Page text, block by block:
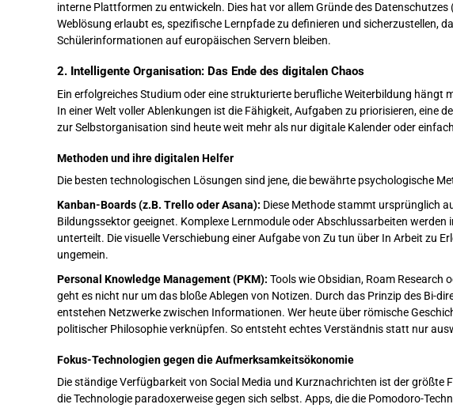
interne Plattformen zu entwickeln. Dies hat vor allem Gründe des Datenschutzes
Weblösung erlaubt es, spezifische Lernpfade zu definieren und sicherzustellen,
Schülerinformationen auf europäischen Servern bleiben.
2. Intelligente Organisation: Das Ende des digitalen Chaos
Ein erfolgreiches Studium oder eine strukturierte berufliche Weiterbildung hängt
In einer Welt voller Ablenkungen ist die Fähigkeit, Aufgaben zu priorisieren, eine
zur Selbstorganisation sind heute weit mehr als nur digitale Kalender oder
Methoden und ihre digitalen Helfer
Die besten technologischen Lösungen sind jene, die bewährte psychologische
Kanban-Boards (z.B. Trello oder Asana): Diese Methode stammt ursprünglich
Bildungssektor geeignet. Komplexe Lernmodule oder Abschlussarbeiten werden
unterteilt. Die visuelle Verschiebung einer Aufgabe von Zu tun über In Arbeit zu
ungemein.
Personal Knowledge Management (PKM): Tools wie Obsidian, Roam Research
geht es nicht nur um das bloße Ablegen von Notizen. Durch das Prinzip des Bi-
entstehen Netzwerke zwischen Informationen. Wer heute über römische
politischer Philosophie verknüpfen. So entsteht echtes Verständnis statt nur
Fokus-Technologien gegen die Aufmerksamkeitsökonomie
Die ständige Verfügbarkeit von Social Media und Kurznachrichten ist der größte
die Technologie paradoxerweise gegen sich selbst. Apps, die die Pomodoro-